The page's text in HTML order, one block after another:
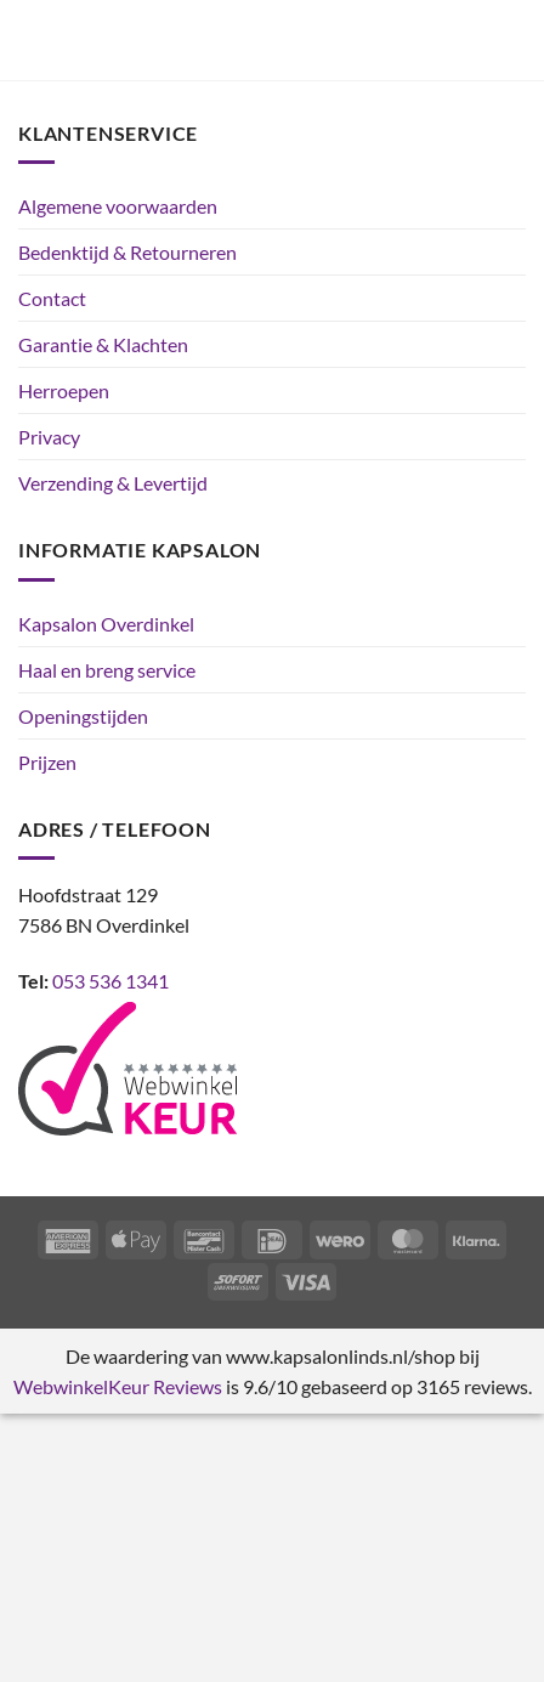
KLANTENSERVICE
Algemene voorwaarden
Bedenktijd & Retourneren
Contact
Garantie & Klachten
Herroepen
Privacy
Verzending & Levertijd
INFORMATIE KAPSALON
Kapsalon Overdinkel
Haal en breng service
Openingstijden
Prijzen
ADRES / TELEFOON
Hoofdstraat 129
7586 BN Overdinkel
Tel:053 536 1341
AmericanApple
BancontactIDeal Wero MasterCard
Sofort
De waardering van www.kapsalonlinds.nl/shop bij
WebwinkelKeur Reviewsis 9.6/10 gebaseerd op 3165 reviews.